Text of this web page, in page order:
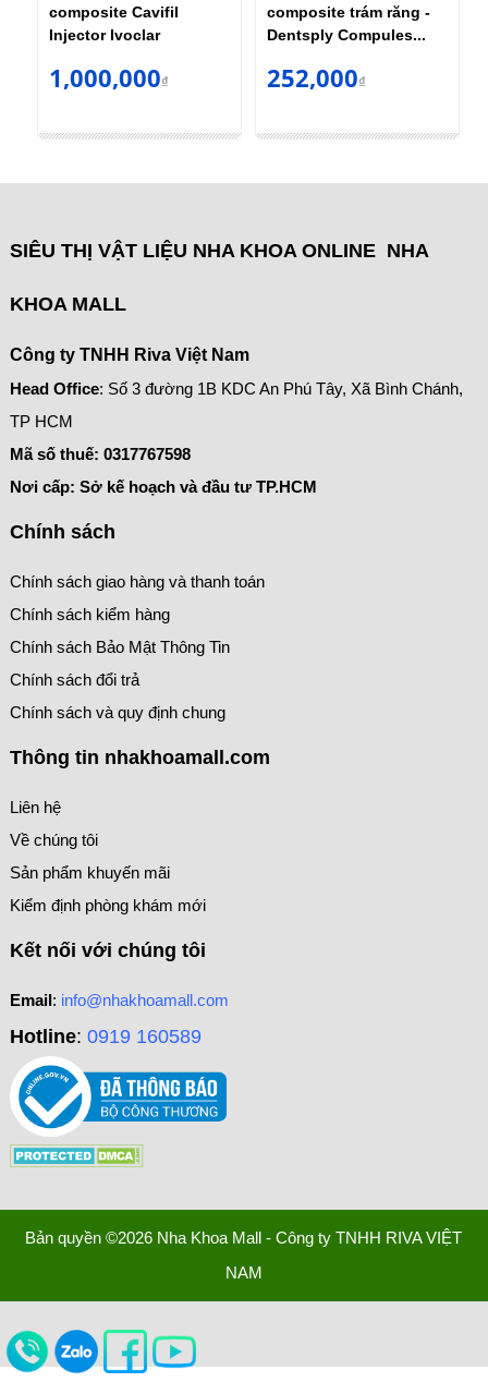
composite Cavifil
Injector Ivoclar
1,000,000₫
composite trám răng -
Dentsply Compules...
252,000₫
SIÊU THỊ VẬT LIỆU NHA KHOA ONLINE NHA
KHOA MALL
Công ty TNHH Riva Việt Nam
Head Office: Số 3 đường 1B KDC An Phú Tây, Xã Bình Chánh,
TP HCM
Mã số thuế: 0317767598
Nơi cấp: Sở kế hoạch và đầu tư TP.HCM
Chính sách
Chính sách giao hàng và thanh toán
Chính sách kiểm hàng
Chính sách Bảo Mật Thông Tin
Chính sách đổi trả
Chính sách và quy định chung
Thông tin nhakhoamall.com
Liên hệ
Về chúng tôi
Sản phẩm khuyến mãi
Kiểm định phòng khám mới
Kết nối với chúng tôi
Email: info@nhakhoamall.com
Hotline: 0919 160589
Bản quyền ©2026 Nha Khoa Mall - Công ty TNHH RIVA VIỆT
NAM